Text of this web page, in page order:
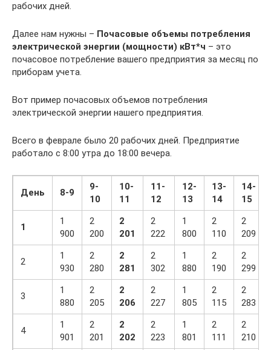
рабочих дней.
Далее нам нужны – Почасовые объемы потребления
электрической энергии (мощности) кВт*ч – это
почасовое потребление вашего предприятия за месяц по
приборам учета.
Вот пример почасовых объемов потребления
электрической энергии нашего предприятия.
Всего в феврале было 20 рабочих дней. Предприятие
работало с 8:00 утра до 18:00 вечера.
День 8-9
9-
10
10-
11
11-
12
12-
13
13-
14
14-
15
1
1
900
2
200
2
201
2
222
1
800
2
110
2
209
2
1
930
2
280
2
281
2
302
1
880
2
190
2
299
3
1
880
2
205
2
206
2
227
1
805
2
115
2
283
4
1
901
2
201
2
202
2
223
1
801
2
111
2
210